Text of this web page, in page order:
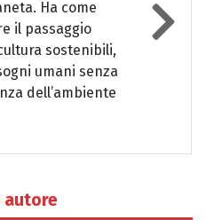
Ha come
il passaggio
sostenibili,
umani senza
dell’ambiente